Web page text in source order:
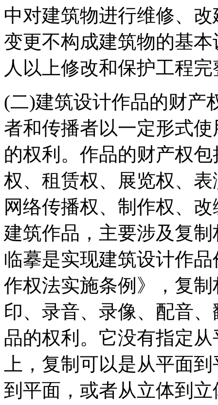
中对建筑物进行维修、
变更不构成建筑物的基
人以上修改和保护工程
(二)建筑设计作品的财产
者和传播者以一定形式
的权利。作品的财产权
权、租赁权、展览权、
网络传播权、制作权、
建筑作品，主要涉及复
临摹是实现建筑设计作
作权法实施条例》，复
印、录音、录像、配音
品的权利。它没有指定
上，复制可以是从平面
到平面，或者从立体到